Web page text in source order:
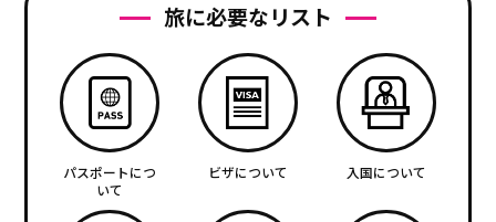
旅に必要なリスト
パスポートにつ
いて
ビザについて 入国について